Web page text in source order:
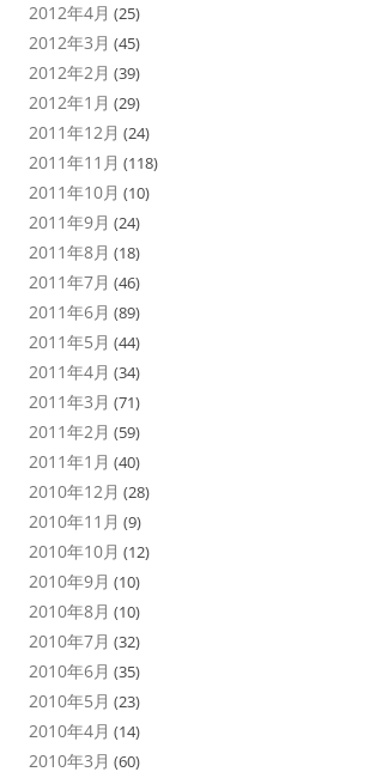
2012年4月 (25)
2012年3月 (45)
2012年2月 (39)
2012年1月 (29)
2011年12月 (24)
2011年11月 (118)
2011年10月 (10)
2011年9月 (24)
2011年8月 (18)
2011年7月 (46)
2011年6月 (89)
2011年5月 (44)
2011年4月 (34)
2011年3月 (71)
2011年2月 (59)
2011年1月 (40)
2010年12月 (28)
2010年11月 (9)
2010年10月 (12)
2010年9月 (10)
2010年8月 (10)
2010年7月 (32)
2010年6月 (35)
2010年5月 (23)
2010年4月 (14)
2010年3月 (60)